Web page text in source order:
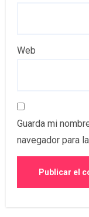
Web
Guarda mi
navegador para